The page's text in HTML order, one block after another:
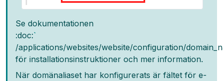
Se dokumentationen
:doc:`
/applications/websites/website/configuration/
för installationsinstruktioner och mer information.
När domänaliaset har konfigurerats är fältet för e-